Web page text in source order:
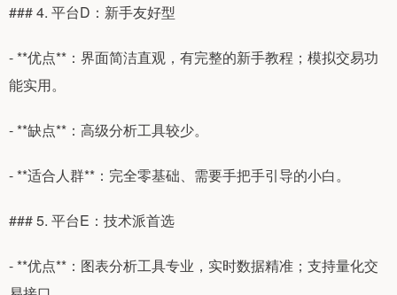
### 4. 平台D：新手友好型
- **优点**：界面简洁直观，有完整的新手教程；模拟交易功
能实用。
- **缺点**：高级分析工具较少。
- **适合人群**：完全零基础、需要手把手引导的小白。
### 5. 平台E：技术派首选
- **优点**：图表分析工具专业，实时数据精准；支持量化交